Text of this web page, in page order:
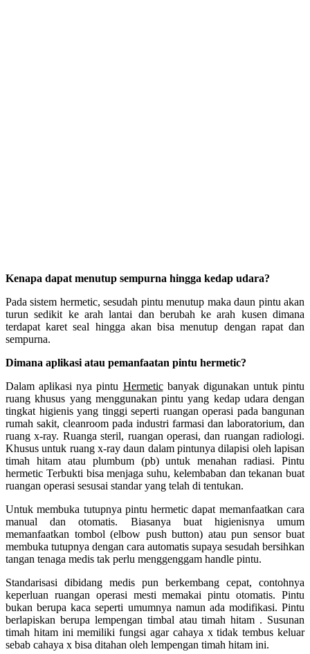
Kenapa dapat menutup sempurna hingga kedap udara?
Pada sistem hermetic, sesudah pintu menutup maka daun pintu akan
turun sedikit ke arah lantai dan berubah ke arah kusen dimana
terdapat karet seal hingga akan bisa menutup dengan rapat dan
sempurna.
Dimana aplikasi atau pemanfaatan pintu hermetic?
Dalam aplikasi nya pintu Hermeticbanyak digunakan untuk pintu
ruang khusus yang menggunakan pintu yang kedap udara dengan
tingkat higienis yang tinggi seperti ruangan operasi pada bangunan
rumah sakit, cleanroom pada industri farmasi dan laboratorium, dan
ruang x-ray. Ruanga steril, ruangan operasi, dan ruangan radiologi.
Khusus untuk ruang x-ray daun dalam pintunya dilapisi oleh lapisan
timah hitam atau plumbum (pb) untuk menahan radiasi. Pintu
hermetic Terbukti bisa menjaga suhu, kelembaban dan tekanan buat
ruangan operasi sesusai standar yang telah di tentukan.
Untuk membuka tutupnya pintu hermetic dapat memanfaatkan cara
manual dan otomatis. Biasanya buat higienisnya umum
memanfaatkan tombol (elbow push button) atau pun sensor buat
membuka tutupnya dengan cara automatis supaya sesudah bersihkan
tangan tenaga medis tak perlu menggenggam handle pintu.
Standarisasi dibidang medis pun berkembang cepat, contohnya
keperluan ruangan operasi mesti memakai pintu otomatis. Pintu
bukan berupa kaca seperti umumnya namun ada modifikasi. Pintu
berlapiskan berupa lempengan timbal atau timah hitam . Susunan
timah hitam ini memiliki fungsi agar cahaya x tidak tembus keluar
sebab cahaya x bisa ditahan oleh lempengan timah hitam ini.